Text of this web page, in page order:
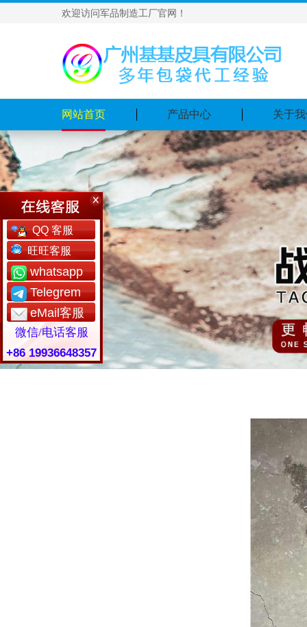
欢迎访问军品制造工厂官网！
网站首页 产品中心 关于
QQ 客服
旺旺客服
whatsapp
Telegrem
eMail客服
微信/电话客服
+86 19936648357